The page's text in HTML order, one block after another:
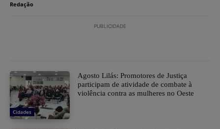
Redação
PUBLICIDADE
Cidades
Agosto Lilás: Promotores de Justiça
participam de atividade de combate à
violência contra as mulheres no Oeste